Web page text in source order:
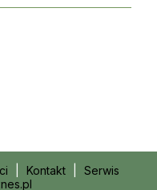
Kontakt
Serwis